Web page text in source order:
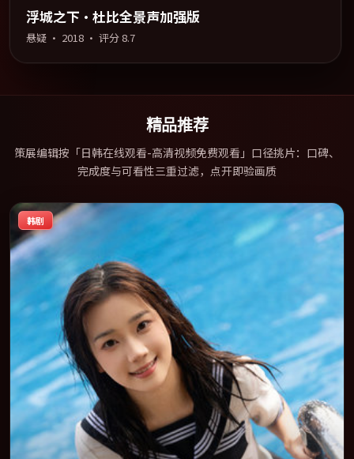
浮城之下·杜比全景声加强版
悬疑 · 2018 · 评分 8.7
精品推荐
策展编辑按「日韩在线观看-高清视频免费观看」口径挑片：口碑、
完成度与可看性三重过滤，点开即验画质
韩剧